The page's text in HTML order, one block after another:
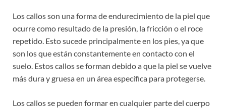
Los callos son una forma de endurecimiento de la piel que
ocurre como resultado de la presión, la fricción o el roce
repetido. Esto sucede principalmente en los pies, ya que
son los que están constantemente en contacto con el
suelo. Estos callos se forman debido a que la piel se vuelve
más dura y gruesa en un área específica para protegerse.
Los callos se pueden formar en cualquier parte del cuerpo